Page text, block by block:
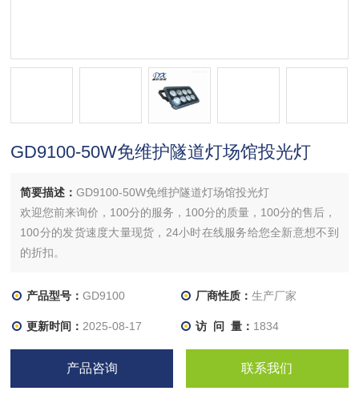
GD9100-50W免维护隧道灯场馆投光灯
简要描述：GD9100-50W免维护隧道灯场馆投光灯
欢迎您前来询价，100分的服务，100分的质量，100分的售后，
100分的发货速度大量现货，24小时在线服务给您全新意想不到
的折扣。
产品型号：GD9100 厂商性质： 生产厂家
更新时间： 2025-08-17 访 问 量： 1834
产品咨询 联系我们